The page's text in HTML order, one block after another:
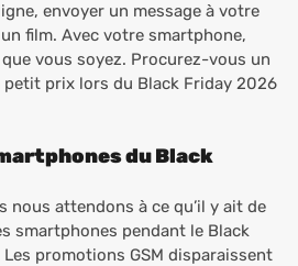
envoyer un message à votre
film. Avec votre smartphone,
vous soyez. Procurez-vous un
petit prix lors du Black Friday 2026
du Black
nous attendons à ce qu’il y ait de
smartphones pendant le Black
promotions GSM disparaissent